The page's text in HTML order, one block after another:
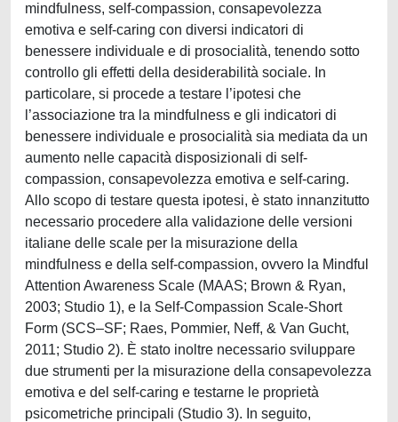
mindfulness, self-compassion, consapevolezza
emotiva e self-caring con diversi indicatori di
benessere individuale e di prosocialità, tenendo sotto
controllo gli effetti della desiderabilità sociale. In
particolare, si procede a testare l’ipotesi che
l’associazione tra la mindfulness e gli indicatori di
benessere individuale e prosocialità sia mediata da un
aumento nelle capacità disposizionali di self-
compassion, consapevolezza emotiva e self-caring.
Allo scopo di testare questa ipotesi, è stato innanzitutto
necessario procedere alla validazione delle versioni
italiane delle scale per la misurazione della
mindfulness e della self-compassion, ovvero la Mindful
Attention Awareness Scale (MAAS; Brown & Ryan,
2003; Studio 1), e la Self-Compassion Scale-Short
Form (SCS–SF; Raes, Pommier, Neff, & Van Gucht,
2011; Studio 2). È stato inoltre necessario sviluppare
due strumenti per la misurazione della consapevolezza
emotiva e del self-caring e testarne le proprietà
psicometriche principali (Studio 3). In seguito,